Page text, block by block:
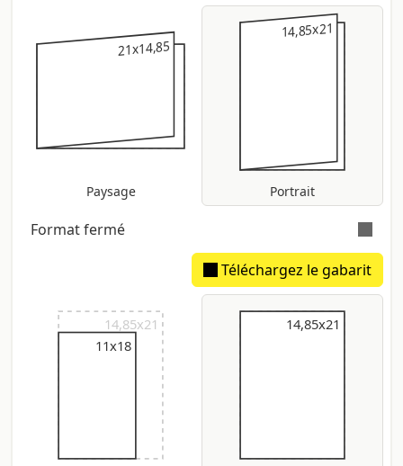
21x14,85
21x14,85
Paysage
14,85x21
14,85x21
Portrait
Format fermé
Téléchargez le gabarit
Dos estimé: 2,61 mm
14,85x21
11x18
14,85x21
14,85x21